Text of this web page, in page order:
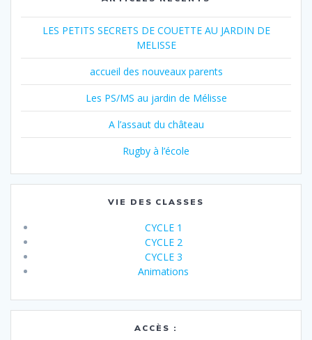
LES PETITS SECRETS DE COUETTE AU JARDIN DE
MELISSE
accueil des nouveaux parents
Les PS/MS au jardin de Mélisse
A l’assaut du château
Rugby à l’école
VIE DES CLASSES
CYCLE 1
CYCLE 2
CYCLE 3
Animations
ACCÈS :